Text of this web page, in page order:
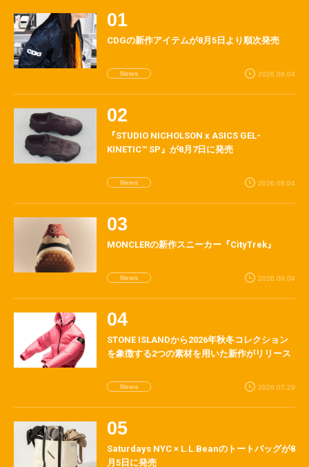
CDGの新作アイテムが8月5日より順次発売
News 2026.08.04
『STUDIO NICHOLSON x ASICS GEL-
KINETIC™ SP』が8月7日に発売
News 2026.08.04
MONCLERの新作スニーカー『CityTrek』
News 2026.08.04
STONE ISLANDから2026年秋冬コレクション
を象徴する2つの素材を用いた新作がリリース
News 2026.07.29
Saturdays NYC × L.L.Beanのトートバッグが8
月5日に発売